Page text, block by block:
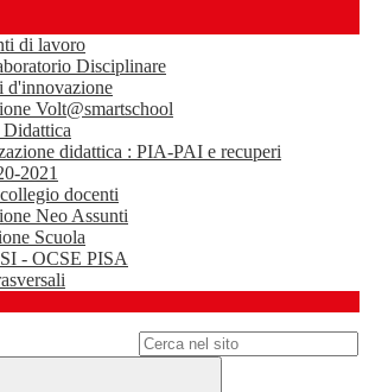
di lavoro
Disciplinare
d'innovazione
Volt@smartschool
didattica : PIA-PAI e recuperi
2021
docenti
Neo Assunti
Scuola
- OCSE PISA